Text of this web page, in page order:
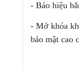
- Báo hiệu
- Mở khóa
bảo mật cao